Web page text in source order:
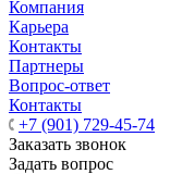
Компания
Карьера
Контакты
Партнеры
Вопрос-ответ
Контакты
+7 (901) 729-45-74
Заказать звонок
Задать вопрос